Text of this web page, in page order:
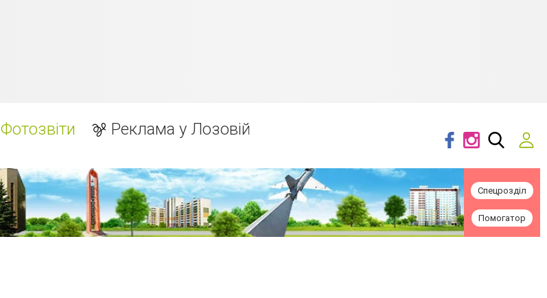
Фотозвіти Реклама у Лозовій
Спецрозділ
Помогатор